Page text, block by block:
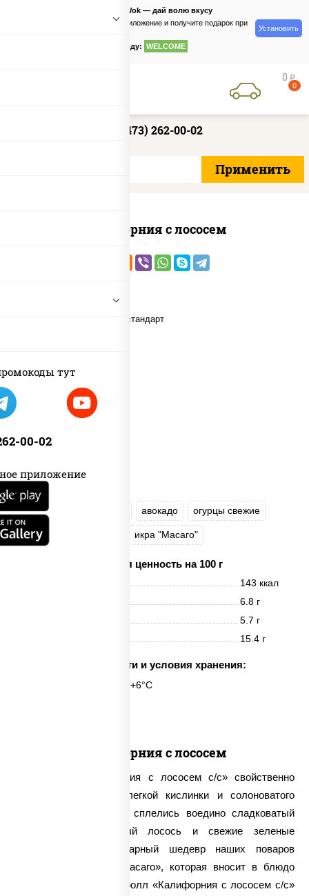
тут
00-02
приложение
PizzaSushiWok — дай волю вкусу
Скачайте приложение и получите подарок при
по промокоду: WELCOME
Установить
0 руб
0
+7 (473) 262-00-02
Калифорния с лососем
рис авокадо огурцы свежие
лосось слабосоленый икра "Масаго"
Пищевая ценность на 100 г
143 ккал
6.8 г
5.7 г
15.4 г
Срок годности и условия хранения:
6 часов при t° от +2°C до +6°C
Калифорния с лососем
Для ролла «Калифорния с лососем с/с» свойственно
сочетание сладости, легкой кислинки и солоноватого
привкуса. Ведь в нем сплелись воедино сладковатый
авокадо, слабосоленый лосось и свежие зеленые
огурчики. Этот кулинарный шедевр наших поваров
дополняется икрой «Масаго», которая вносит в блюдо
особый шик. Поэтому ролл «Калифорния с лососем с/с»